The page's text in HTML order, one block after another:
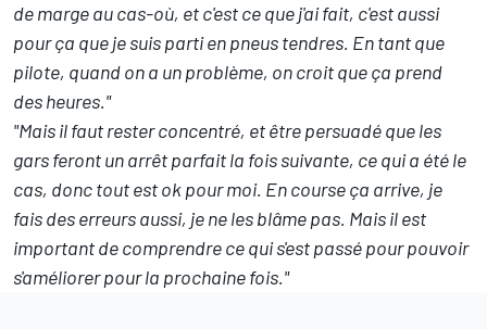
de marge au cas-où, et c'est ce que j'ai fait, c'est aussi
pour ça que je suis parti en pneus tendres. En tant que
pilote, quand on a un problème, on croit que ça prend
des heures."
"Mais il faut rester concentré, et être persuadé que les
gars feront un arrêt parfait la fois suivante, ce qui a été le
cas, donc tout est ok pour moi. En course ça arrive, je
fais des erreurs aussi, je ne les blâme pas. Mais il est
important de comprendre ce qui s'est passé pour pouvoir
s'améliorer pour la prochaine fois."